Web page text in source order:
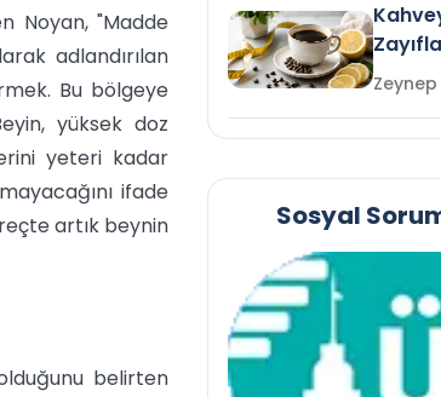
Noyan, "Madde
adlandırılan
Bu bölgeye
yüksek doz
yeteri kadar
ifade
artık beynin
belirten
Sosyal